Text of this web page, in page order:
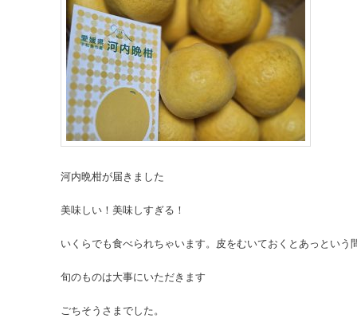
河内晩柑が届きました
美味しい！美味しすぎる！
いくらでも食べられちゃいます。皮をむいておくとあっとい
旬のものは大事にいただきます
ごちそうさまでした。